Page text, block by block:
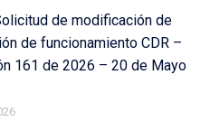
de modificación de
de funcionamiento CDR –
161 de 2026 – 20 de Mayo